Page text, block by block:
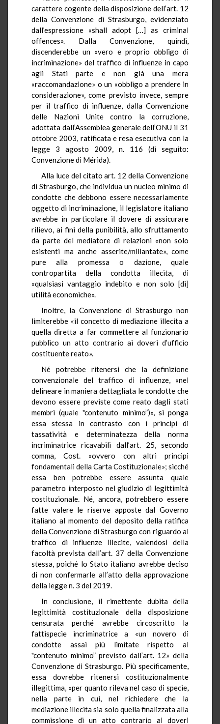
carattere cogente della disposizione dell’art. 12
della Convenzione di Strasburgo, evidenziato
dall’espressione «shall adopt […] as criminal
offences». Dalla Convenzione, quindi,
discenderebbe un «vero e proprio obbligo di
incriminazione» del traffico di influenze in capo
agli Stati parte e non già una mera
«raccomandazione» o un «obbligo a prendere in
considerazione», come previsto invece, sempre
per il traffico di influenze, dalla Convenzione
delle Nazioni Unite contro la corruzione,
adottata dall’Assemblea generale dell’ONU il 31
ottobre 2003, ratificata e resa esecutiva con la
legge 3 agosto 2009, n. 116 (di seguito:
Convenzione di Mérida).
Alla luce del citato art. 12 della Convenzione
di Strasburgo, che individua un nucleo minimo di
condotte che debbono essere necessariamente
oggetto di incriminazione, il legislatore italiano
avrebbe in particolare il dovere di assicurare
rilievo, ai fini della punibilità, allo sfruttamento
da parte del mediatore di relazioni «non solo
esistenti ma anche asserite/millantate», come
pure alla promessa o dazione, quale
contropartita della condotta illecita, di
«qualsiasi vantaggio indebito e non solo [di]
utilità economiche».
Inoltre, la Convenzione di Strasburgo non
limiterebbe «il concetto di mediazione illecita a
quella diretta a far commettere al funzionario
pubblico un atto contrario ai doveri d’ufficio
costituente reato».
Né potrebbe ritenersi che la definizione
convenzionale del traffico di influenze, «nel
delineare in maniera dettagliata le condotte che
devono essere previste come reato dagli stati
membri (quale "contenuto minimo”)», si ponga
essa stessa in contrasto con i principi di
tassatività e determinatezza della norma
incriminatrice ricavabili dall’art. 25, secondo
comma, Cost. «ovvero con altri principi
fondamentali della Carta Costituzionale»; sicché
essa ben potrebbe essere assunta quale
parametro interposto nel giudizio di legittimità
costituzionale. Né, ancora, potrebbero essere
fatte valere le riserve apposte dal Governo
italiano al momento del deposito della ratifica
della Convenzione di Strasburgo con riguardo al
traffico di influenze illecite, valendosi della
facoltà prevista dall’art. 37 della Convenzione
stessa, poiché lo Stato italiano avrebbe deciso
di non confermarle all’atto della approvazione
della legge n. 3 del 2019.
In conclusione, il rimettente dubita della
legittimità costituzionale della disposizione
censurata perché avrebbe circoscritto la
fattispecie incriminatrice a «un novero di
condotte assai più limitate rispetto al
"contenuto minimo” previsto dall’art. 12» della
Convenzione di Strasburgo. Più specificamente,
essa dovrebbe ritenersi costituzionalmente
illegittima, «per quanto rileva nel caso di specie,
nella parte in cui, nel richiedere che la
mediazione illecita sia solo quella finalizzata alla
commissione di un atto contrario ai doveri